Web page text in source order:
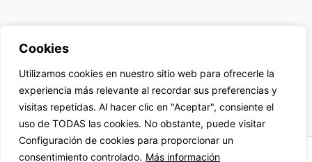
Cookies
Utilizamos cookies en nuestro sitio web para ofrecerle la
experiencia más relevante al recordar sus preferencias y
visitas repetidas. Al hacer clic en "Aceptar", consiente el
uso de TODAS las cookies. No obstante, puede visitar
Configuración de cookies para proporcionar un
consentimiento controlado. Más información
Cookies
Términos y condiciones
Reservados derechos propiedad intelectual